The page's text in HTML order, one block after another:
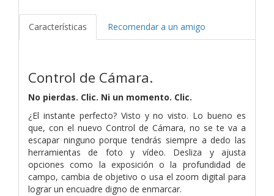
Características Recomendar a un amigo
Control de Cámara.
No pierdas. Clic. Ni un momento. Clic.
¿El instante perfecto? Visto y no visto. Lo bueno es
que, con el nuevo Control de Cámara, no se te va a
escapar ninguno porque tendrás siempre a dedo las
herramientas de foto y vídeo. Desliza y ajusta
opciones como la exposición o la profundidad de
campo, cambia de objetivo o usa el zoom digital para
lograr un encuadre digno de enmarcar.